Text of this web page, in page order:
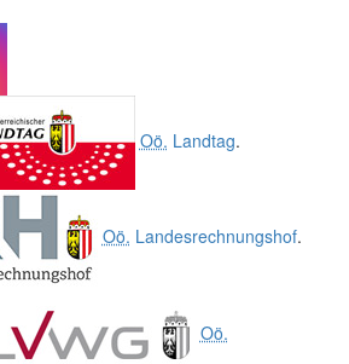
Oö. Landtag.
Oö. Landesrechnungshof.
Oö.